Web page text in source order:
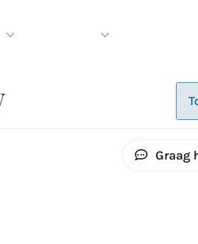
Graag
boot kan mogelijk